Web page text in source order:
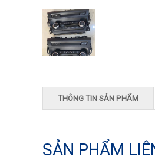
THÔNG TIN SẢN PHẨM
SẢN PHẨM